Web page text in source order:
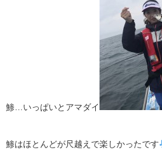
鯵…いっぱいとアマダイ
鯵はほとんどが尺越えで楽しかったです